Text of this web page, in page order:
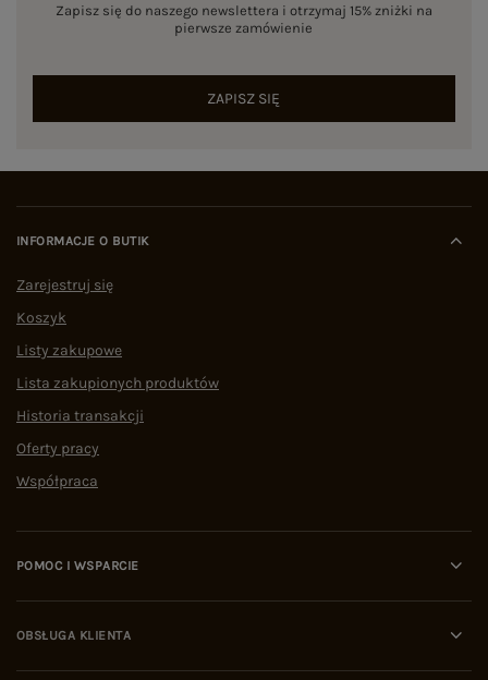
Zapisz się do naszego newslettera i otrzymaj 15% zniżki na
pierwsze zamówienie
ZAPISZ SIĘ
INFORMACJE O BUTIK
Zarejestruj się
Koszyk
Listy zakupowe
Lista zakupionych produktów
Historia transakcji
Oferty pracy
Współpraca
POMOC I WSPARCIE
OBSŁUGA KLIENTA